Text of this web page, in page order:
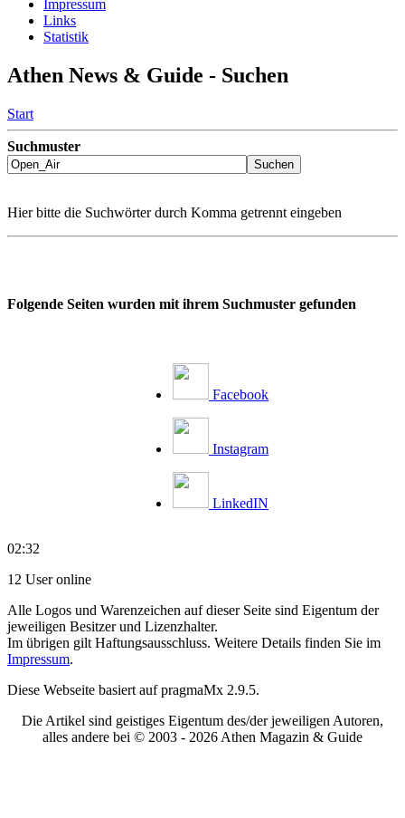
Impressum
Links
Statistik
Athen News & Guide - Suchen
Start
Suchmuster
Hier bitte die Suchwörter durch Komma getrennt eingeben
Folgende Seiten wurden mit ihrem Suchmuster gefunden
Facebook
Instagram
LinkedIN
02:32
12 User online
Alle Logos und Warenzeichen auf dieser Seite sind Eigentum der
jeweiligen Besitzer und Lizenzhalter.
Im übrigen gilt Haftungsausschluss. Weitere Details finden Sie im
Impressum.
Diese Webseite basiert auf pragmaMx 2.9.5.
Die Artikel sind geistiges Eigentum des/der jeweiligen Autoren,
alles andere bei © 2003 - 2026 Athen Magazin & Guide